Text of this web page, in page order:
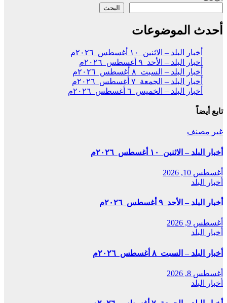
البحث
أحدث الموضوعات
أخبار البلد – الاثنين ١٠ أغسطس ٢٠٢٦م
أخبار البلد – الأحد ٩ أغسطس ٢٠٢٦م
أخبار البلد – السبت ٨ أغسطس ٢٠٢٦م
أخبار البلد – الجمعة ٧ أغسطس ٢٠٢٦م
أخبار البلد – الخميس ٦ أغسطس ٢٠٢٦م
تابع أيضاً
غير مصنف
أخبار البلد – الاثنين ١٠ أغسطس ٢٠٢٦م
أغسطس 10, 2026
أخبار البلد
أخبار البلد – الأحد ٩ أغسطس ٢٠٢٦م
أغسطس 9, 2026
أخبار البلد
أخبار البلد – السبت ٨ أغسطس ٢٠٢٦م
أغسطس 8, 2026
أخبار البلد